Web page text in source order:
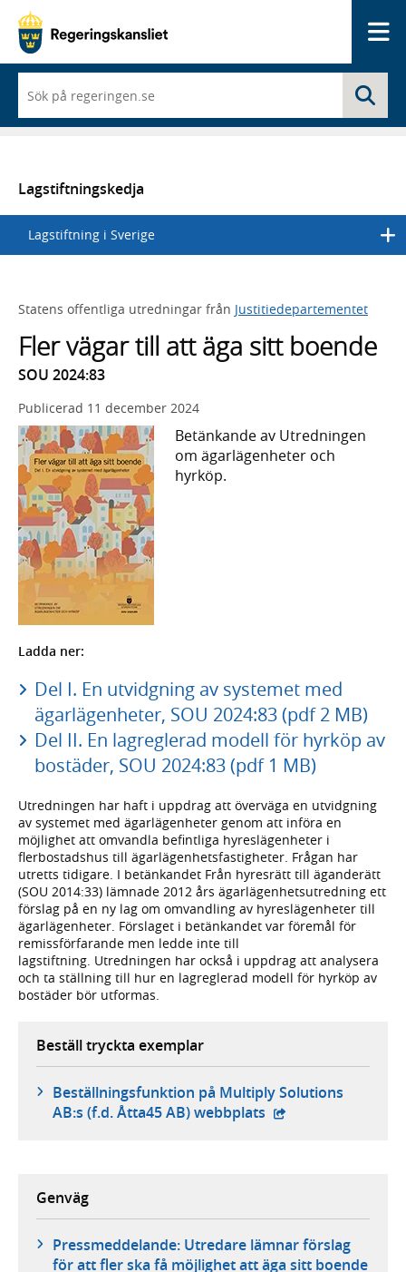
du
börjar
skriva
en
lista
med
sökförslag
Lagstiftningskedja
Lagstiftning i Sverige
Statens offentliga utredningar från Justitiedepartementet
Fler vägar till att äga sitt boende
SOU 2024:83
Publicerad 11 december 2024
Betänkande av Utredningen
om ägarlägenheter och
hyrköp.
Ladda ner:
Del I. En utvidgning av systemet med
ägarlägenheter, SOU 2024:83 (pdf 2 MB)
Del II. En lagreglerad modell för hyrköp av
bostäder, SOU 2024:83 (pdf 1 MB)
Utredningen har haft i uppdrag att överväga en utvidgning
av systemet med ägarlägenheter genom att införa en
möjlighet att omvandla befintliga hyreslägenheter i
flerbostadshus till ägarlägenhetsfastigheter. Frågan har
utretts tidigare. I betänkandet Från hyresrätt till äganderätt
(SOU 2014:33) lämnade 2012 års ägarlägenhetsutredning ett
förslag på en ny lag om omvandling av hyreslägenheter till
ägarlägenheter. Förslaget i betänkandet var föremål för
remissförfarande men ledde inte till
lagstiftning. Utredningen har också i uppdrag att analysera
och ta ställning till hur en lagreglerad modell för hyrköp av
bostäder bör utformas.
Beställ tryckta exemplar
Beställningsfunktion på Multiply Solutions
AB:s (f.d. Åtta45 AB) webbplats - extern webbplats,
Genväg
Pressmeddelande: Utredare lämnar förslag
för att fler ska få möjlighet att äga sitt boende